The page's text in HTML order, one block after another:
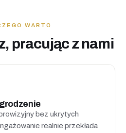
WARTO
pracując z nami
bez ukrytych
realnie przekłada